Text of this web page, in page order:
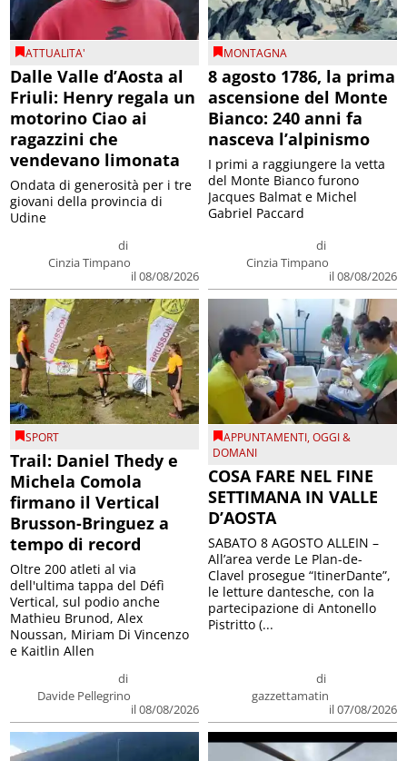
ATTUALITA'
Dalle Valle d’Aosta al
Friuli: Henry regala un
motorino Ciao ai
ragazzini che
vendevano limonata
di
Cinzia Timpano
il 08/08/2026
Ondata di generosità per i tre
giovani della provincia di
Udine
MONTAGNA
8 agosto 1786, la prima
ascensione del Monte
Bianco: 240 anni fa
nasceva l’alpinismo
di
Cinzia Timpano
il 08/08/2026
I primi a raggiungere la vetta
del Monte Bianco furono
Jacques Balmat e Michel
Gabriel Paccard
SPORT
Trail: Daniel Thedy e
Michela Comola
firmano il Vertical
Brusson-Bringuez a
tempo di record
di
Davide Pellegrino
il 08/08/2026
Oltre 200 atleti al via
dell'ultima tappa del Défì
Vertical, sul podio anche
Mathieu Brunod, Alex
Noussan, Miriam Di Vincenzo
e Kaitlin Allen
APPUNTAMENTI,OGGI &
DOMANI
COSA FARE NEL FINE
SETTIMANA IN VALLE
D’AOSTA
di
gazzettamatin
il 07/08/2026
SABATO 8 AGOSTO ALLEIN –
All’area verde Le Plan-de-
Clavel prosegue “ItinerDante”,
le letture dantesche, con la
partecipazione di Antonello
Pistritto (...